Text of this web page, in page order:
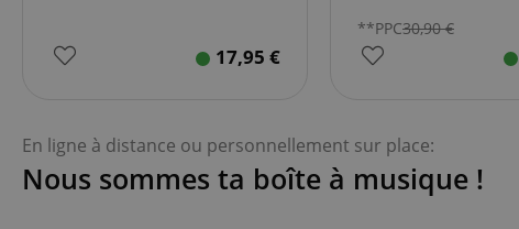
17,95 €
**PPC30,90€
En ligne à distance ou personnellement sur place:
Nous sommes ta boîte à musique !
Nom